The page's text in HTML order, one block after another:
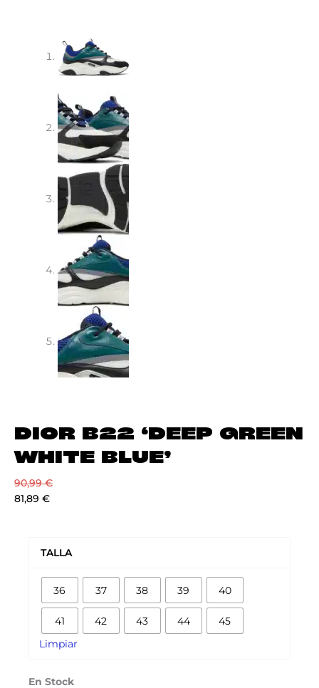
DIOR B22 ‘DEEP GREEN
WHITE BLUE’
90,99€
81,89 €
TALLA
36 37 38 39 40
41 42 43 44 45
Limpiar
En Stock
GREEN
WHITE
BLUE’
cantidad